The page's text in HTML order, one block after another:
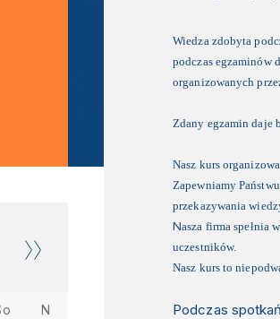
Wiedza zdobyta
podczas egzaminów
organizowanych
Zdany egzamin daje
Nasz kurs
Zapewniamy
przekazywania
Nasza firma spełnia
uczestników.
Nasz kurs to
Podczas
N